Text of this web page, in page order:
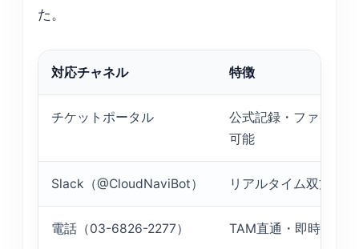
た。
対応チャネル 特徴
チケットポータル
公式記録・ファイル
可能
Slack（@CloudNaviBot） リアルタイム双方向
電話（03-6826-2277） TAM直通・即時対応